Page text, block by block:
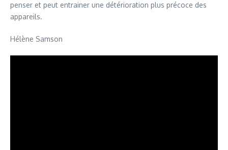
penser et peut entrainer une détérioration plus précoce des
appareils.
Hélène Samson